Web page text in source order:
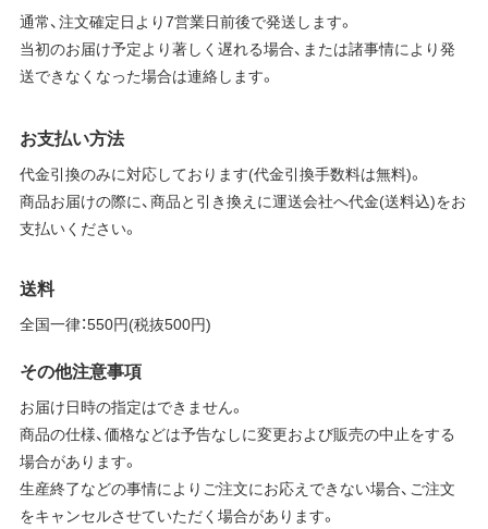
通常、注文確定日より7営業日前後で発送します。
当初のお届け予定より著しく遅れる場合、または諸事情により発
送できなくなった場合は連絡します。
お支払い方法
代金引換のみに対応しております(代金引換手数料は無料)。
商品お届けの際に、商品と引き換えに運送会社へ代金(送料込)をお
支払いください。
送料
全国一律：550円(税抜500円)
その他注意事項
お届け日時の指定はできません。
商品の仕様、価格などは予告なしに変更および販売の中止をする
場合があります。
生産終了などの事情によりご注文にお応えできない場合、ご注文
をキャンセルさせていただく場合があります。